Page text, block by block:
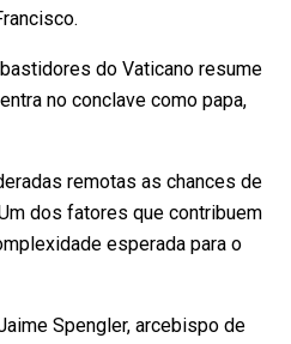
do Vaticano resume
no conclave como papa,
remotas as chances de
dos fatores que contribuem
esperada para o
Spengler, arcebispo de